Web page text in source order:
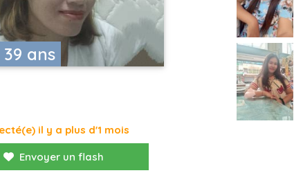
ans
il y a plus d'1 mois
Envoyer un flash